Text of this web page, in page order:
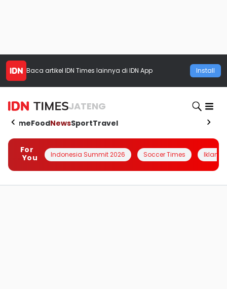
Baca artikel IDN Times lainnya di IDN App Install
JATENG
HomeFoodNewsSportTravel
For
You
Indonesia Summit 2026 Soccer Times Iklanin